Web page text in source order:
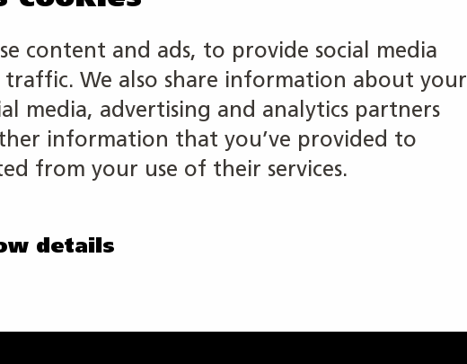
content and ads, to provide social media
We also share information about your
media, advertising and analytics partners
information that you’ve provided to
from your use of their services.
details